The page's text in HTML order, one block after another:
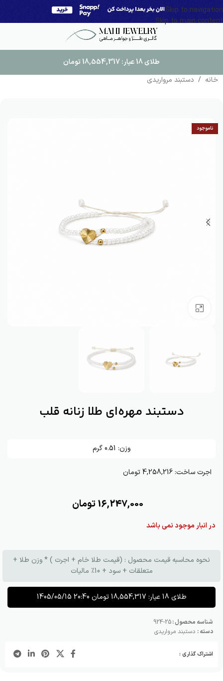
Skip to navigation
Skip to main content
طلای 18 عیار: 18,554,317 تومان
خانه / دستبند مرواریدی
ناموجود
دستبند مهره‌ای طلا زنانه قلب
وزن: 0.51گرم
اجرت ساخت:4,258,216 تومان
16,247,000تومان
در انبار موجود نمی باشد
نحوه محاسبه قیمت محصول : (قیمت طلا خام + اجرت ) * وزن طلا +
متعلقات + سود + 10٪ مالیات
طلای 18 عیار: 18,554,317تومان 1405/05/15 20:40
شناسه محصول :25-924
دسته : دستبند مرواریدی
اشتراک گذاری :